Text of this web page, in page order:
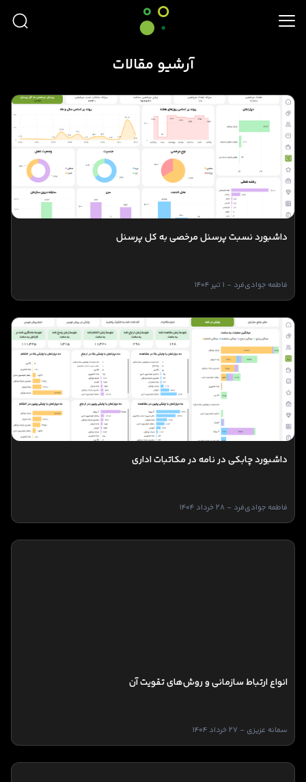
آرشیو مقالات
داشبورد نسبت پرسنل مرخصی به کل پرسنل
فاطمه جوادی‌فرد - 1 تیر 1404
داشبورد چابکی در نامه در مکاتبات اداری
فاطمه جوادی‌فرد - 28 خرداد 1404
انواع ارتباط سازمانی و روش‌های تقویت آن
سمانه عزیزی - 27 خرداد 1404